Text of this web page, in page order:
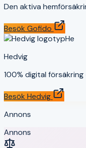
Den aktiva
Besök Gofido
He
Hedvig
100% digital
Besök Hedvig
Annons
Annons